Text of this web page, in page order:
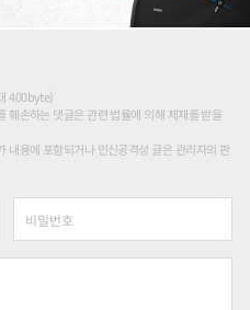
400byte)
훼손하는 댓글은 관련 법률에 의해 제재를 받을
내용에 포함되거나 인신공격성 글은 관리자의 판